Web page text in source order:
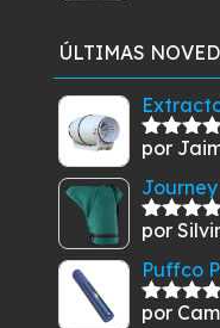
ÚLTIMAS
Valorado
por
Valorado
por
Puffco
Valorado
por